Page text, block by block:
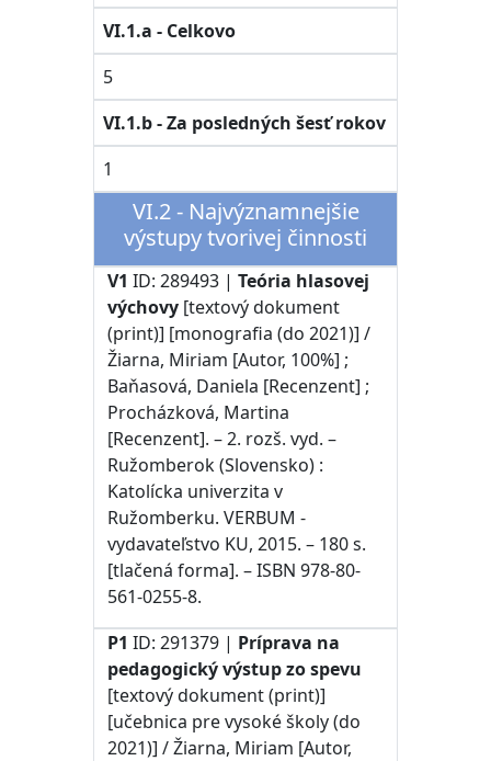
VI.1.a - Celkovo
5
VI.1.b - Za posledných šesť rokov
1
VI.2 - Najvýznamnejšie
výstupy tvorivej činnosti
V1 ID: 289493 | Teória hlasovej
výchovy[textový dokument
(print)] [monografia (do 2021)] /
Žiarna, Miriam [Autor, 100%] ;
Baňasová, Daniela [Recenzent] ;
Procházková, Martina
[Recenzent]. – 2. rozš. vyd. –
Ružomberok (Slovensko) :
Katolícka univerzita v
Ružomberku. VERBUM -
vydavateľstvo KU, 2015. – 180 s.
[tlačená forma]. – ISBN 978-80-
561-0255-8.
P1 ID: 291379 | Príprava na
pedagogický výstup zo spevu
[textový dokument (print)]
[učebnica pre vysoké školy (do
2021)] / Žiarna, Miriam [Autor,